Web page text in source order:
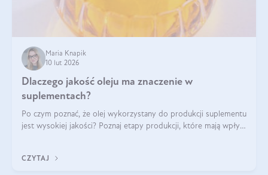
Maria Knapik
10 lut 2026
Dlaczego jakość oleju ma znaczenie w
suplementach?
Po czym poznać, że olej wykorzystany do produkcji suplementu
jest wysokiej jakości? Poznaj etapy produkcji, które mają wpływ
CZYTAJ